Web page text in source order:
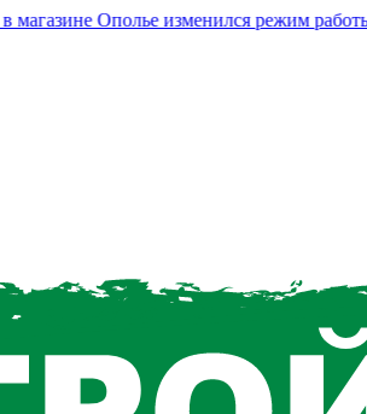
Ополье изменился режим работы.